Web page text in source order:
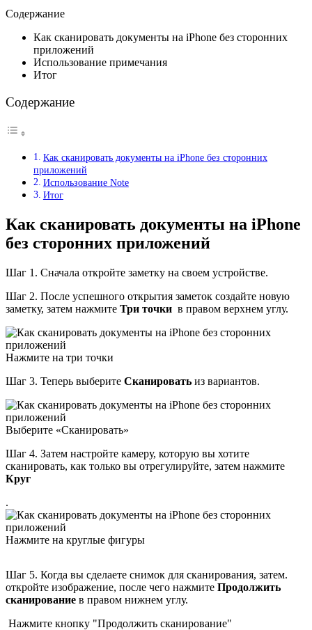
Содержание
Как сканировать документы на iPhone без сторонних
приложений
Использование примечания
Итог
Содержание
Как сканировать документы на iPhone без сторонних
приложений
Использование Note
Итог
Как сканировать документы на iPhone
без сторонних приложений
Шаг 1. Сначала откройте заметку на своем устройстве.
Шаг 2. После успешного открытия заметок создайте новую
заметку, затем нажмите Три точки в правом верхнем углу.
Нажмите на три точки
Шаг 3. Теперь выберите Сканировать из вариантов.
Выберите «Сканировать»
Шаг 4. Затем настройте камеру, которую вы хотите
сканировать, как только вы отрегулируйте, затем нажмите
Круг
.
Нажмите на круглые фигуры
Шаг 5. Когда вы сделаете снимок для сканирования, затем.
откройте изображение, после чего нажмите Продолжить
сканирование в правом нижнем углу.
Нажмите кнопку "Продолжить сканирование"